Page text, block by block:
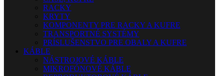
RACKY
KRYTY
KOMPONENTY PRE RACKY A KUFRE
TRANSPORTNÉ SYSTÉMY
PRÍSLUŠENSTVO PRE OBALY A KUFRE
KÁBLE
NÁSTROJOVÉ KÁBLE
MIKROFÓNOVÉ KÁBLE